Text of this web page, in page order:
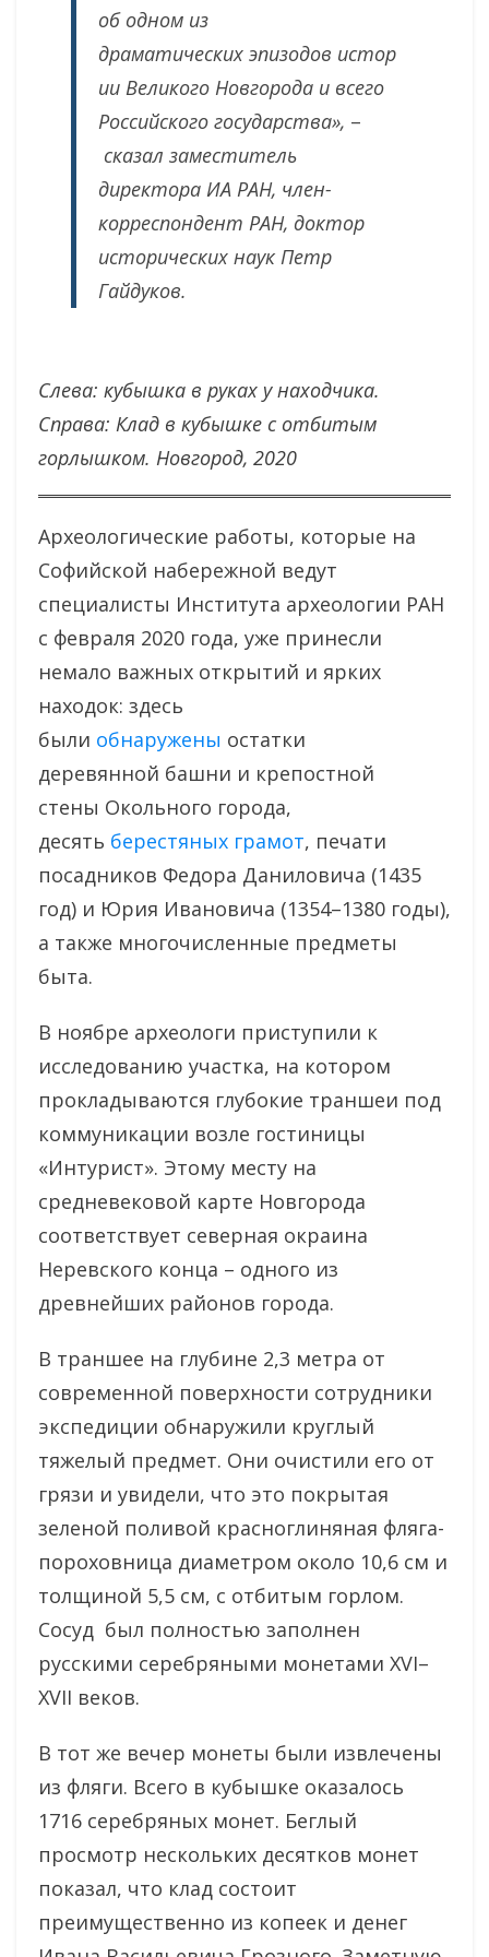
об одном из
драматических эпизодов истор
ии Великого Новгорода и всего
Российского государства», –
сказал заместитель
директора ИА РАН, член-
корреспондент РАН, доктор
исторических наук Петр
Гайдуков.
Слева: кубышка в руках у находчика.
Справа: Клад в кубышке с отбитым
горлышком. Новгород, 2020
Археологические работы, которые на
Софийской набережной ведут
специалисты Института археологии РАН
с февраля 2020 года, уже принесли
немало важных открытий и ярких
находок: здесь
были обнаружены остатки
деревянной башни и крепостной
стены Окольного города,
десять берестяных грамот, печати
посадников Федора Даниловича (1435
год) и Юрия Ивановича (1354–1380 годы),
а также многочисленные предметы
быта.
В ноябре археологи приступили к
исследованию участка, на котором
прокладываются глубокие траншеи под
коммуникации возле гостиницы
«Интурист». Этому месту на
средневековой карте Новгорода
соответствует северная окраина
Неревского конца – одного из
древнейших районов города.
В траншее на глубине 2,3 метра от
современной поверхности сотрудники
экспедиции обнаружили круглый
тяжелый предмет. Они очистили его от
грязи и увидели, что это покрытая
зеленой поливой красноглиняная фляга-
пороховница диаметром около 10,6 см и
толщиной 5,5 см, с отбитым горлом.
Сосуд был полностью заполнен
русскими серебряными монетами XVI–
XVII веков.
В тот же вечер монеты были извлечены
из фляги. Всего в кубышке оказалось
1716 серебряных монет. Беглый
просмотр нескольких десятков монет
показал, что клад состоит
преимущественно из копеек и денег